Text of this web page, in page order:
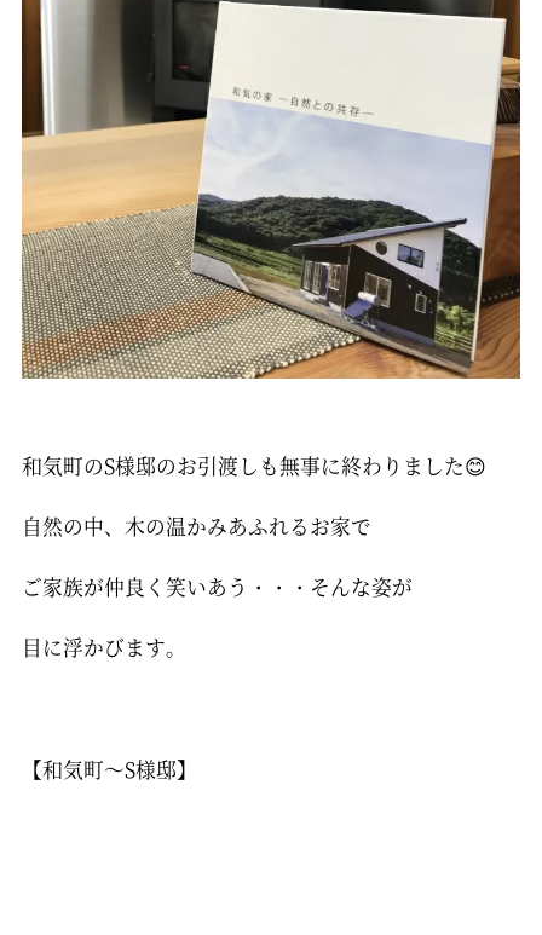
和気町のS様邸のお引渡しも無事に終わりました😊
自然の中、木の温かみあふれるお家で
ご家族が仲良く笑いあう・・・そんな姿が
目に浮かびます。
【和気町～S様邸】